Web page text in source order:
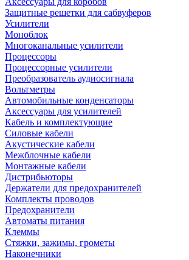
Защитные решетки для сабвуферов
Усилители
Моноблок
Многоканальные усилители
Процессоры
Процессорные усилители
Преобразователь аудиосигнала
Вольтметры
Автомобильные конденсаторы
Аксессуары для усилителей
Кабель и комплектующие
Силовые кабели
Акустические кабели
Межблочные кабели
Монтажные кабели
Дистрибьюторы
Держатели для предохранителей
Комплекты проводов
Предохранители
Автоматы питания
Клеммы
Стяжки, зажимы, грометы
Наконечники